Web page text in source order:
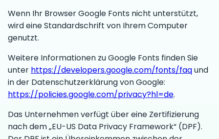
Wenn Ihr Browser Google Fonts nicht unterstützt,
wird eine Standardschrift von Ihrem Computer
genutzt.
Weitere Informationen zu Google Fonts finden Sie
unter https://developers.google.com/fonts/faqund
in der Datenschutzerklärung von Google:
https://policies.google.com/privacy?hl=de.
Das Unternehmen verfügt über eine Zertifizierung
nach dem „EU-US Data Privacy Framework“ (DPF).